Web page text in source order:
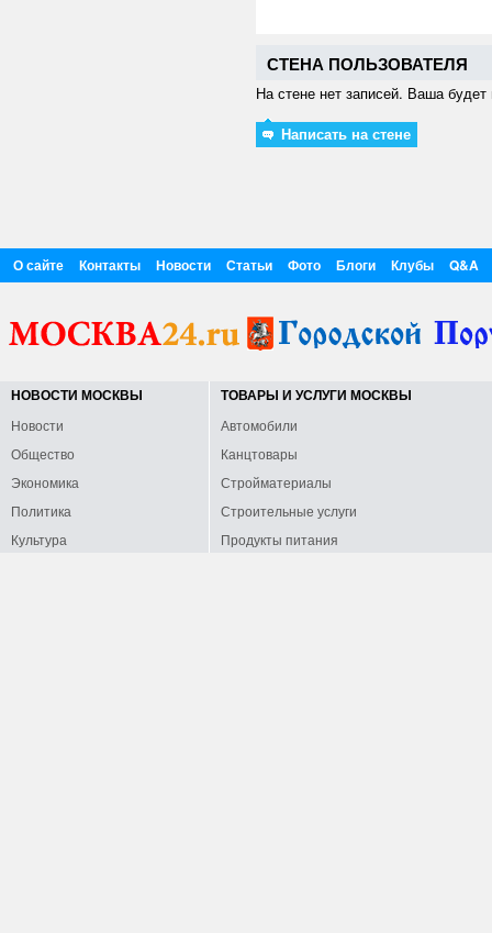
СТЕНА ПОЛЬЗОВАТЕЛЯ
На стене нет записей. Ваша будет
Написать на стене
О сайте Контакты Новости Статьи Фото Блоги Клубы Q&A
НОВОСТИ МОСКВЫ
Новости
Общество
Экономика
Политика
Культура
ТОВАРЫ И УСЛУГИ МОСКВЫ
Автомобили
Канцтовары
Стройматериалы
Строительные услуги
Продукты питания